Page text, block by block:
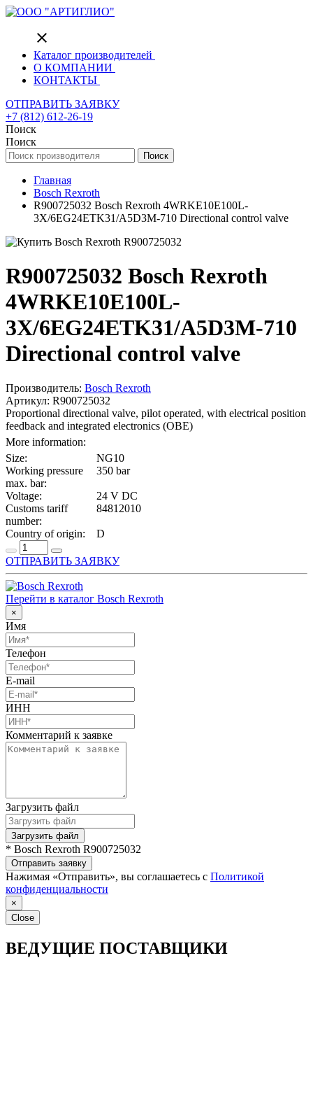
close
Каталог производителей
О КОМПАНИИ
КОНТАКТЫ
ОТПРАВИТЬ ЗАЯВКУ
+7 (812) 612-26-19
Поиск
Поиск
Поиск
Главная
Bosch Rexroth
R900725032 Bosch Rexroth 4WRKE10E100L-
3X/6EG24ETK31/A5D3M-710 Directional control valve
R900725032 Bosch Rexroth
4WRKE10E100L-
3X/6EG24ETK31/A5D3M-710
Directional control valve
Производитель: Bosch Rexroth
Артикул: R900725032
Proportional directional valve, pilot operated, with electrical position
feedback and integrated electronics (OBE)
More information:
Size:
NG10
Working pressure
max. bar:
350 bar
Voltage:
24 V DC
Customs tariff
number:
84812010
Country of origin: D
ОТПРАВИТЬ ЗАЯВКУ
Перейти в каталог Bosch Rexroth
×
Имя
Телефон
E-mail
ИНН
Комментарий к заявке
Загрузить файл
Загрузить файл
* Bosch Rexroth R900725032
Отправить заявку
Нажимая «Отправить», вы соглашаетесь с Политикой
конфиденциальности
×
Close
ВЕДУЩИЕ ПОСТАВЩИКИ